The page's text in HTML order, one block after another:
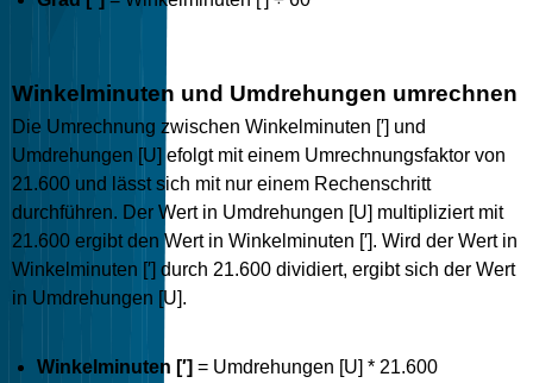
Winkelminuten und Umdrehungen umrechnen
Die Umrechnung zwischen Winkelminuten [′] und
Umdrehungen [U] efolgt mit einem Umrechnungsfaktor von
21.600 und lässt sich mit nur einem Rechenschritt
durchführen. Der Wert in Umdrehungen [U] multipliziert mit
21.600 ergibt den Wert in Winkelminuten [′]. Wird der Wert in
Winkelminuten [′] durch 21.600 dividiert, ergibt sich der Wert
in Umdrehungen [U].
Winkelminuten [′] = Umdrehungen [U] * 21.600